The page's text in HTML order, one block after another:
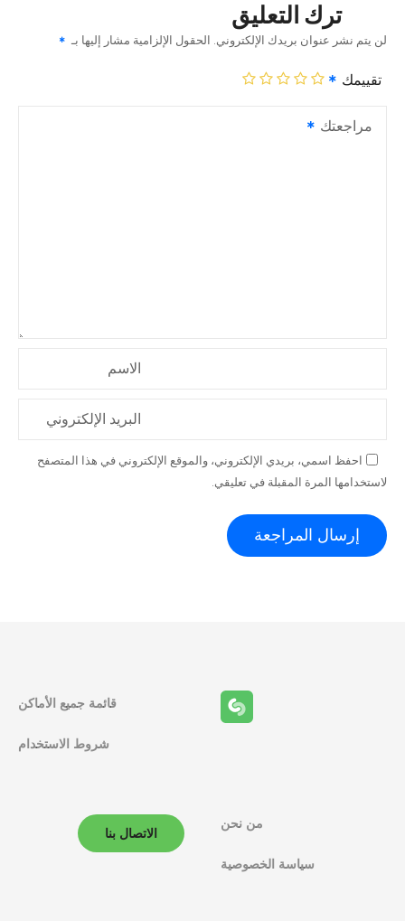
ترك التعليق
لن يتم نشر عنوان بريدك الإلكتروني. الحقول الإلزامية مشار إليها بـ
تقييمك
مراجعتك
الاسم
البريد الإلكتروني
احفظ اسمي، بريدي الإلكتروني، والموقع الإلكتروني في هذا المتصفح
لاستخدامها المرة المقبلة في تعليقي.
قائمة جميع الأماكن
شروط الاستخدام
من نحن
سياسة الخصوصية
الاتصال بنا